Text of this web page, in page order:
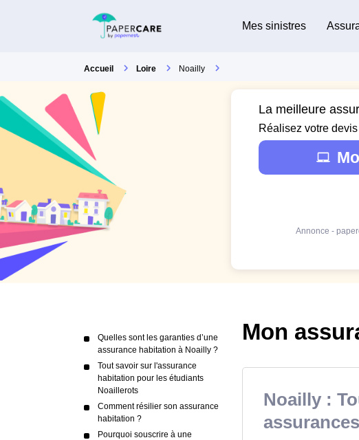
Mes sinistres
Accueil Loire Noailly
La meilleure
Réalisez votre
Annonce -
Quelles sont les garanties d’une
assurance habitation à Noailly ?
Tout savoir sur l'assurance
habitation pour les étudiants
Noaillerots
Comment résilier son assurance
habitation ?
Pourquoi souscrire à une
Mon
Noailly :